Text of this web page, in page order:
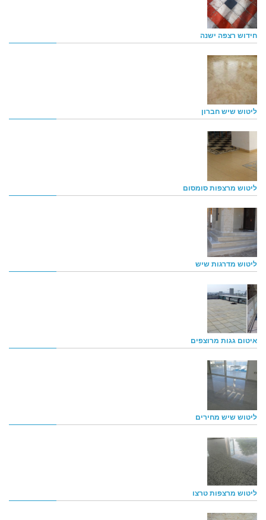
חידוש רצפה ישנה
ליטוש שיש חברון
ליטוש מרצפות סומסום
ליטוש מדרגות שיש
איטום גגות מרוצפים
ליטוש שיש מחירים
ליטוש מרצפות טרצו